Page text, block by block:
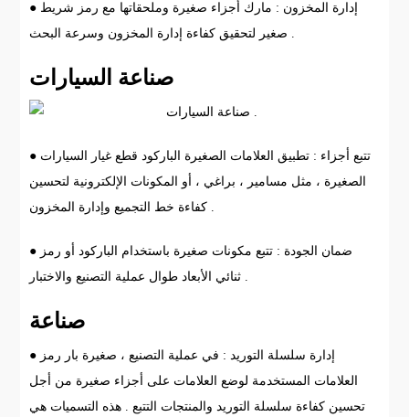
● إدارة المخزون : مارك أجزاء صغيرة وملحقاتها مع رمز شريط
صغير لتحقيق كفاءة إدارة المخزون وسرعة البحث .
صناعة السيارات
● تتبع أجزاء : تطبيق العلامات الصغيرة الباركود قطع غيار السيارات
الصغيرة ، مثل مسامير ، براغي ، أو المكونات الإلكترونية لتحسين
كفاءة خط التجميع وإدارة المخزون .
● ضمان الجودة : تتبع مكونات صغيرة باستخدام الباركود أو رمز
ثنائي الأبعاد طوال عملية التصنيع والاختبار .
صناعة
● إدارة سلسلة التوريد : في عملية التصنيع ، صغيرة بار رمز
العلامات المستخدمة لوضع العلامات على أجزاء صغيرة من أجل
تحسين كفاءة سلسلة التوريد والمنتجات التتبع . هذه التسميات هي